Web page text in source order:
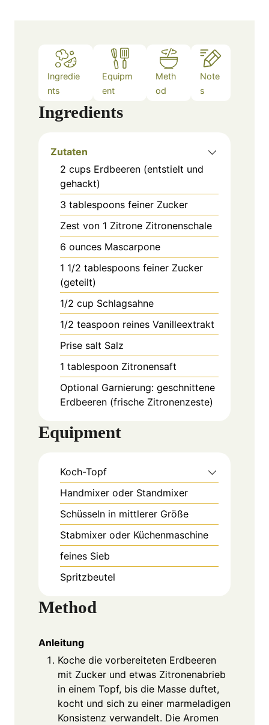
Ingredie
nts
Equipm
ent
Meth
od
Note
s
Ingredients
Zutaten
2 cups Erdbeeren (entstielt und
gehackt)
3 tablespoons feiner Zucker
Zest von 1 Zitrone Zitronenschale
6 ounces Mascarpone
1 1/2 tablespoons feiner Zucker
(geteilt)
1/2 cup Schlagsahne
1/2 teaspoon reines Vanilleextrakt
Prise salt Salz
1 tablespoon Zitronensaft
Optional Garnierung: geschnittene
Erdbeeren (frische Zitronenzeste)
Equipment
Koch-Topf
Handmixer oder Standmixer
Schüsseln in mittlerer Größe
Stabmixer oder Küchenmaschine
feines Sieb
Spritzbeutel
Method
Anleitung
Koche die vorbereiteten Erdbeeren
mit Zucker und etwas Zitronenabrieb
in einem Topf, bis die Masse duftet,
kocht und sich zu einer marmeladigen
Konsistenz verwandelt. Die Aromen